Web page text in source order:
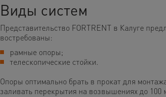
Виды систем
Представительство FORTRENT в Калуге
востребованы:
рамные опоры;
телескопические стойки.
Опоры оптимально брать в прокат для
заливать перекрытия на возвышениях до 100